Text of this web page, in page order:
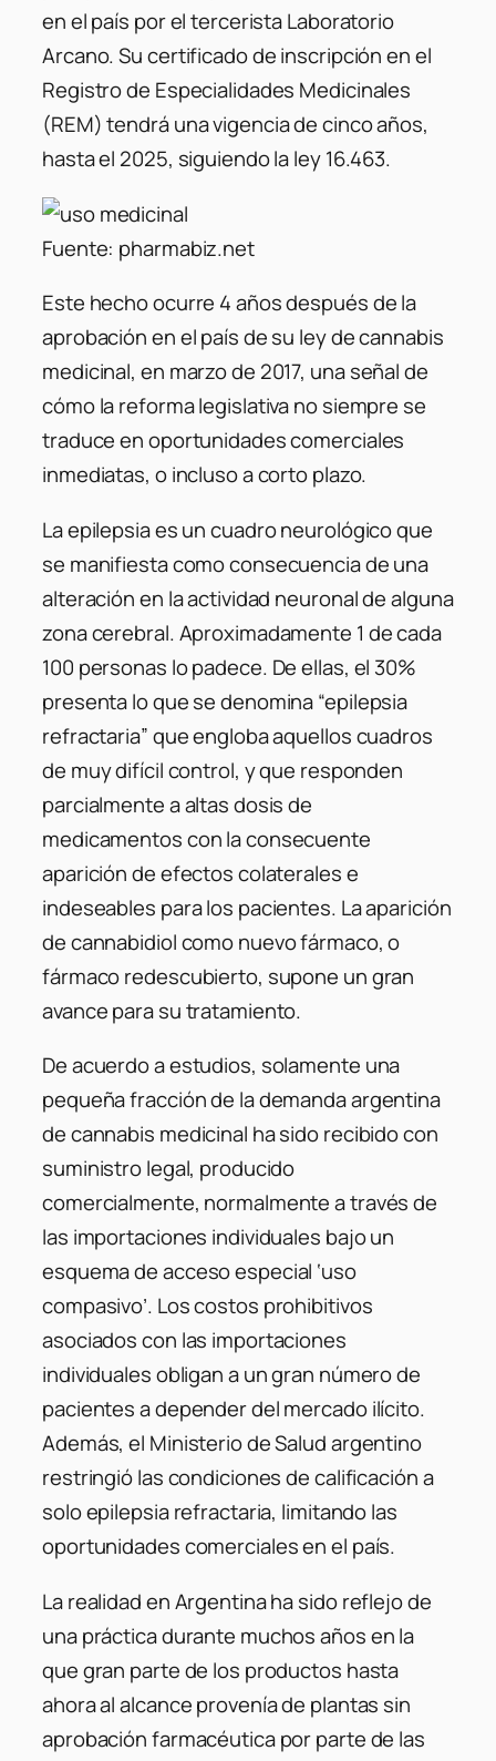
en el país por el tercerista Laboratorio
Arcano. Su certificado de inscripción en el
Registro de Especialidades Medicinales
(REM) tendrá una vigencia de cinco años,
hasta el 2025, siguiendo la ley 16.463.
Fuente: pharmabiz.net
Este hecho ocurre 4 años después de la
aprobación en el país de su ley de cannabis
medicinal, en marzo de 2017, una señal de
cómo la reforma legislativa no siempre se
traduce en oportunidades comerciales
inmediatas, o incluso a corto plazo.
La epilepsia es un cuadro neurológico que
se manifiesta como consecuencia de una
alteración en la actividad neuronal de alguna
zona cerebral. Aproximadamente 1 de cada
100 personas lo padece. De ellas, el 30%
presenta lo que se denomina “epilepsia
refractaria” que engloba aquellos cuadros
de muy difícil control, y que responden
parcialmente a altas dosis de
medicamentos con la consecuente
aparición de efectos colaterales e
indeseables para los pacientes. La aparición
de cannabidiol como nuevo fármaco, o
fármaco redescubierto, supone un gran
avance para su tratamiento.
De acuerdo a estudios, solamente una
pequeña fracción de la demanda argentina
de cannabis medicinal ha sido recibido con
suministro legal, producido
comercialmente, normalmente a través de
las importaciones individuales bajo un
esquema de acceso especial ‘uso
compasivo’. Los costos prohibitivos
asociados con las importaciones
individuales obligan a un gran número de
pacientes a depender del mercado ilícito.
Además, el Ministerio de Salud argentino
restringió las condiciones de calificación a
solo epilepsia refractaria, limitando las
oportunidades comerciales en el país.
La realidad en Argentina ha sido reflejo de
una práctica durante muchos años en la
que gran parte de los productos hasta
ahora al alcance provenía de plantas sin
aprobación farmacéutica por parte de las